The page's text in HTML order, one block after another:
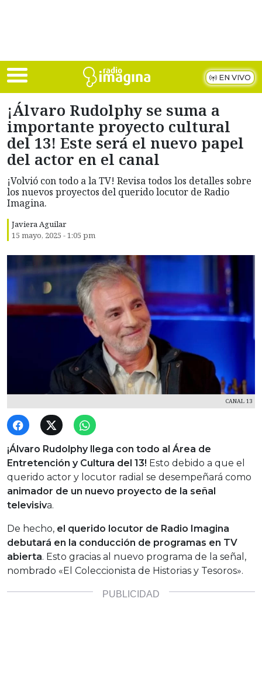
EN VIVO
¡Álvaro Rudolphy se suma a
importante proyecto cultural
del 13! Este será el nuevo papel
del actor en el canal
¡Volvió con todo a la TV! Revisa todos los detalles sobre
los nuevos proyectos del querido locutor de Radio
Imagina.
Javiera Aguilar
15 mayo, 2025 - 1:05 pm
CANAL 13
¡Álvaro Rudolphy llega con todo al Área de
Entretención y Cultura del 13! Esto debido a que el
querido actor y locutor radial se desempeñará como
animador de un nuevo proyecto de la señal
televisiva.
De hecho, el querido locutor de Radio Imagina
debutará en la conducción de programas en TV
abierta. Esto gracias al nuevo programa de la señal,
nombrado «El Coleccionista de Historias y Tesoros».